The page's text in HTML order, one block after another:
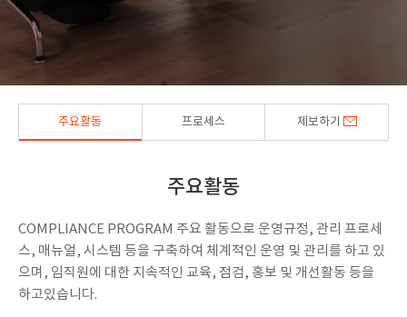
주요활동 프로세스 제보하기
주요활동
COMPLIANCE PROGRAM 주요 활동으로 운영규정, 관리 프로세
스, 매뉴얼, 시스템 등을 구축하여 체계적인 운영 및 관리를 하고 있
으며, 임직원에 대한 지속적인 교육, 점검, 홍보 및 개선활동 등을
하고있습니다.